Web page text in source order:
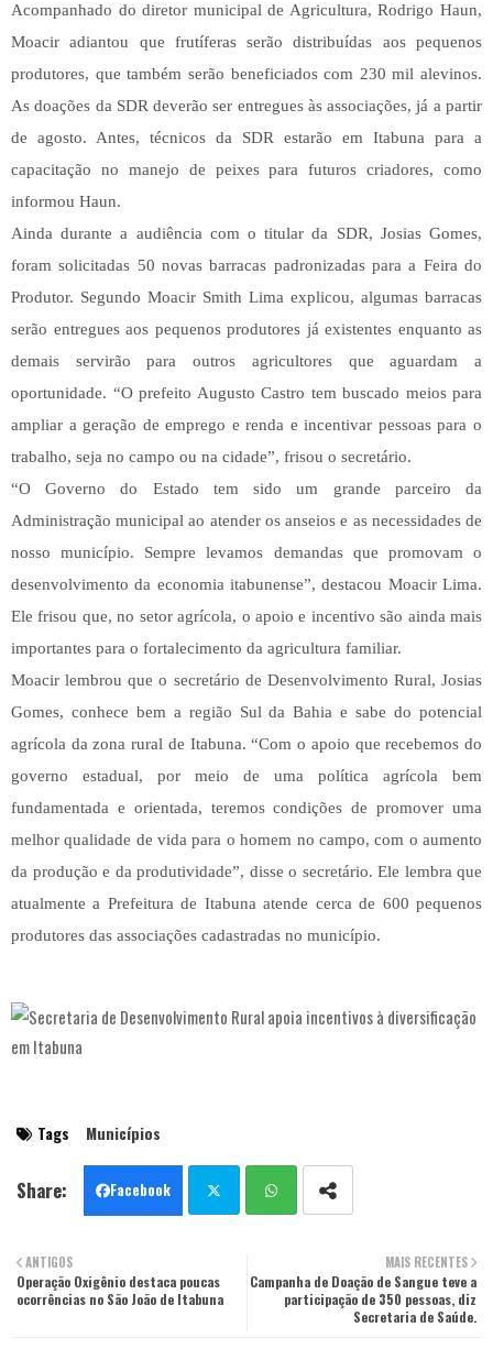
Acompanhado do diretor municipal de Agricultura, Rodrigo Haun,
Moacir adiantou que frutíferas serão distribuídas aos pequenos
produtores, que também serão beneficiados com 230 mil alevinos.
As doações da SDR deverão ser entregues às associações, já a partir
de agosto. Antes, técnicos da SDR estarão em Itabuna para a
capacitação no manejo de peixes para futuros criadores, como
informou Haun.
Ainda durante a audiência com o titular da SDR, Josias Gomes,
foram solicitadas 50 novas barracas padronizadas para a Feira do
Produtor. Segundo Moacir Smith Lima explicou, algumas barracas
serão entregues aos pequenos produtores já existentes enquanto as
demais servirão para outros agricultores que aguardam a
oportunidade. “O prefeito Augusto Castro tem buscado meios para
ampliar a geração de emprego e renda e incentivar pessoas para o
trabalho, seja no campo ou na cidade”, frisou o secretário.
“O Governo do Estado tem sido um grande parceiro da
Administração municipal ao atender os anseios e as necessidades de
nosso município. Sempre levamos demandas que promovam o
desenvolvimento da economia itabunense”, destacou Moacir Lima.
Ele frisou que, no setor agrícola, o apoio e incentivo são ainda mais
importantes para o fortalecimento da agricultura familiar.
Moacir lembrou que o secretário de Desenvolvimento Rural, Josias
Gomes, conhece bem a região Sul da Bahia e sabe do potencial
agrícola da zona rural de Itabuna. “Com o apoio que recebemos do
governo estadual, por meio de uma política agrícola bem
fundamentada e orientada, teremos condições de promover uma
melhor qualidade de vida para o homem no campo, com o aumento
da produção e da produtividade”, disse o secretário. Ele lembra que
atualmente a Prefeitura de Itabuna atende cerca de 600 pequenos
produtores das associações cadastradas no município.
Tags Municípios
Facebook
ter tsa
MAIS RECENTES
Campanha de Doação de Sangue teve a
participação de 350 pessoas, diz
Secretaria de Saúde.
ANTIGOS
Operação Oxigênio destaca poucas
ocorrências no São João de Itabuna